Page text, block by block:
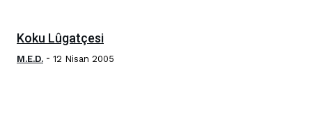
Koku Lûgatçesi
M.E.D. - 12 Nisan 2005